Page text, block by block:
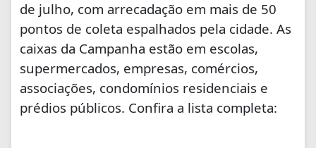
de julho, com arrecadação em mais de 50
pontos de coleta espalhados pela cidade. As
caixas da Campanha estão em escolas,
supermercados, empresas, comércios,
associações, condomínios residenciais e
prédios públicos. Confira a lista completa: